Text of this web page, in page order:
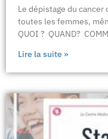
Le dépistage du cancer
toutes les femmes,
QUOI ? QUAND?
Lire la suite »